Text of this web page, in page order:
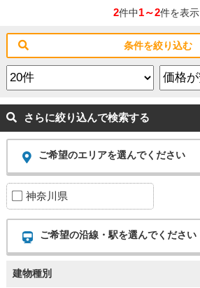
2件中1～2件を表示
条件を絞り込む
さらに絞り込んで検索する
ご希望のエリアを選んでください
神奈川県
ご希望の沿線・駅を選んでください
建物種別